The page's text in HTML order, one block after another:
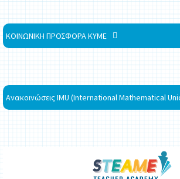
ΚΟΙΝΩΝΙΚΗ ΠΡΟΣΦΟΡΑ ΚΥΜΕ
Ανακοινώσεις IMU (International Mathematical